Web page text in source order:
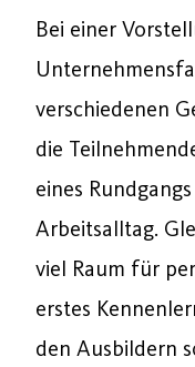
Bei einer
verschiedenen
die
eines
Arbeitsalltag.
viel Raum für
erstes
den Ausbildern